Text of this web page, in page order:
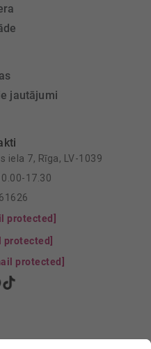
jautājumi
iela 7, Rīga, LV-1039
17.30
protected]
protected]
protected]